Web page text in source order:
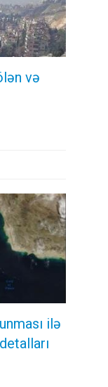
və
ilə